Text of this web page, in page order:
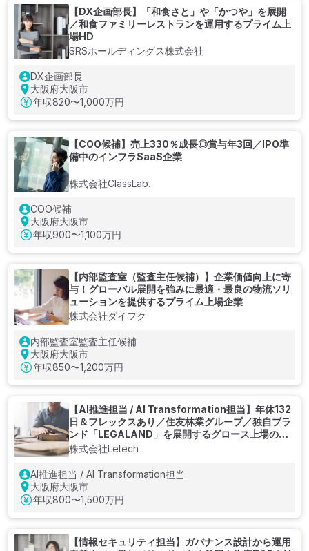
【DX企画部長】「和食さと」や「かつや」を展開
／和⾷ファミリーレストランを運用するプライム上
場HD
SRSホールディングス株式会社
DX企画部長
大阪府大阪市
年収820〜1,000万円
【COO候補】売上330％成長◎賞与年3回／IPO準
備中のインフラSaaS企業
株式会社ClassLab.
COO候補
大阪府大阪市
年収900〜1,100万円
【内部監査室（監査主任候補）】企業価値向上に寄
与！グローバル展開を強みに最適・最良の物流ソリ
ューションを提供するプライム上場企業
株式会社ダイフク
内部監査室監査主任候補
大阪府大阪市
年収850〜1,200万円
【AI推進担当 / AI Transformation担当】年休132
日＆フレックスあり／住友林業グループ／独自ブラ
ンド「LEGALAND」を展開するグロース上場の不
動産テックベンチャー
株式会社Letech
AI推進担当 / AI Transformation担当
大阪府大阪市
年収800〜1,500万円
【情報セキュリティ担当】ガバナンス設計から運用